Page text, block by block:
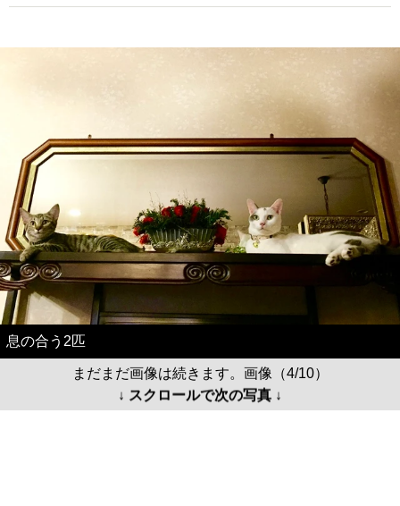
息の合う2匹
まだまだ画像は続きます。画像（4/10）
↓ スクロールで次の写真 ↓